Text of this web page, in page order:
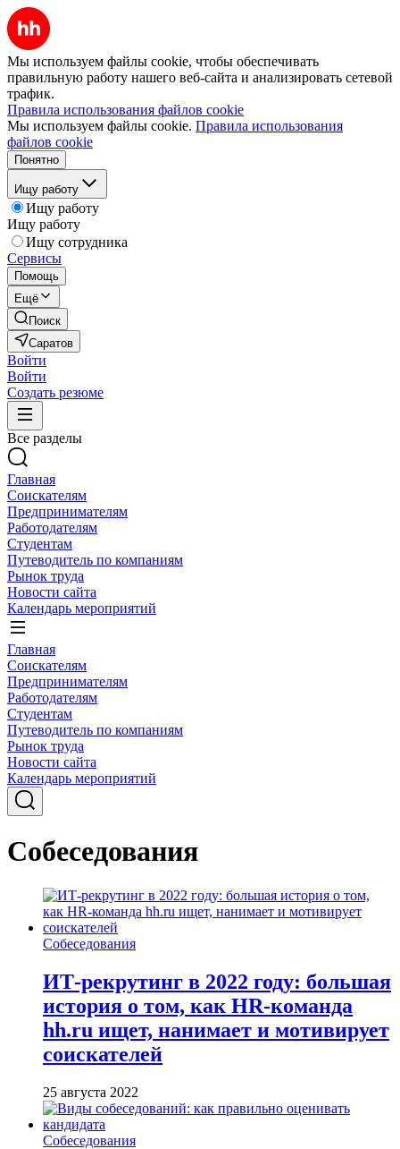
Мы используем файлы cookie, чтобы обеспечивать
правильную работу нашего веб-сайта и анализировать сетевой
трафик.
Правила использования файлов cookie
Мы используем файлы cookie. Правила использования
файлов cookie
Понятно
Ищу работу
Ищу работу
Ищу работу
Ищу сотрудника
Сервисы
Помощь
Ещё
Поиск
Саратов
Войти
Войти
Создать резюме
Все разделы
Главная
Соискателям
Предпринимателям
Работодателям
Студентам
Путеводитель по компаниям
Рынок труда
Новости сайта
Календарь мероприятий
Главная
Соискателям
Предпринимателям
Работодателям
Студентам
Путеводитель по компаниям
Рынок труда
Новости сайта
Календарь мероприятий
Собеседования
Собеседования
ИТ-рекрутинг в 2022 году: большая
история о том, как HR-команда
hh.ru ищет, нанимает и мотивирует
соискателей
25 августа 2022
Собеседования